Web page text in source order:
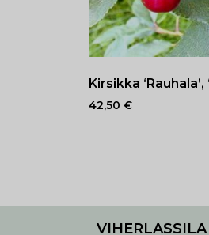
Kirsikka ‘Rauhala’,
42,50 €
VIHERLASSILA